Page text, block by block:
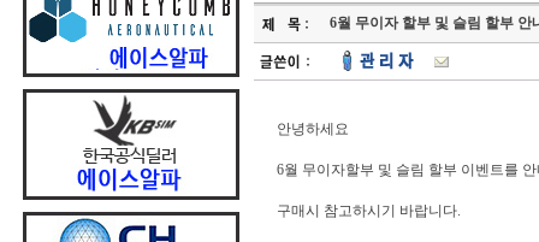
6월 무이자 할부 및 슬림 할부 안
안녕하세요
6월 무이자할부 및 슬림 할부 이벤트를
구매시 참고하시기 바랍니다.